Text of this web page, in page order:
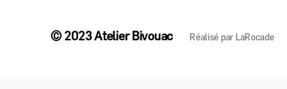
© 2023Atelier Bivouac Réalisé par LaRocade